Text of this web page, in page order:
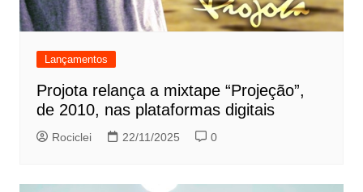
Lançamentos
Projota relança a mixtape “Projeção”,
de 2010, nas plataformas digitais
Rociclei 22/11/2025 0